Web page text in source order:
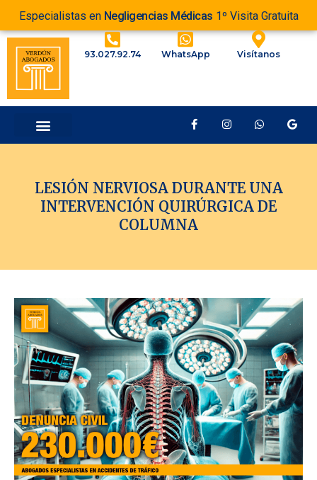
Especialistas en Negligencias Médicas 1º Visita Gratuita
93.027.92.74 WhatsApp Visítanos
LESIÓN NERVIOSA DURANTE UNA
INTERVENCIÓN QUIRÚRGICA DE
COLUMNA